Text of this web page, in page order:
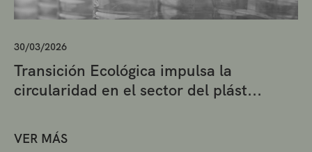
30/03/2026
Transición Ecológica impulsa la
circularidad en el sector del plást...
VER MÁS